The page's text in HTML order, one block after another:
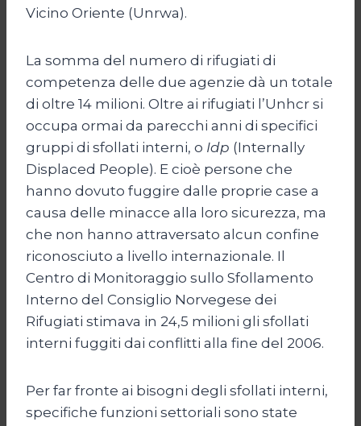
Vicino Oriente (Unrwa).
La somma del numero di rifugiati di
competenza delle due agenzie dà un totale
di oltre 14 milioni. Oltre ai rifugiati l’Unhcr si
occupa ormai da parecchi anni di specifici
gruppi di sfollati interni, o Idp (Internally
Displaced People). E cioè persone che
hanno dovuto fuggire dalle proprie case a
causa delle minacce alla loro sicurezza, ma
che non hanno attraversato alcun confine
riconosciuto a livello internazionale. Il
Centro di Monitoraggio sullo Sfollamento
Interno del Consiglio Norvegese dei
Rifugiati stimava in 24,5 milioni gli sfollati
interni fuggiti dai conflitti alla fine del 2006.
Per far fronte ai bisogni degli sfollati interni,
specifiche funzioni settoriali sono state